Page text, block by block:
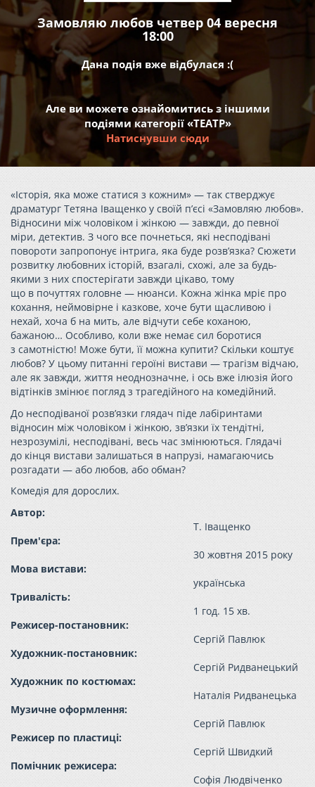
Замовляю любов четвер 04 вересня
18:00
Дана подія вже відбулася :(
Але ви можете ознайомитись з іншими
подіями категорії «ТЕАТР»
Натиснувши сюди
«Історія, яка може статися з кожним» — так стверджує
драматург Тетяна Іващенко у своїй п’єсі «Замовляю любов».
Відносини між чоловіком і жінкою — завжди, до певної
міри, детектив. З чого все почнеться, які несподівані
повороти запропонує інтрига, яка буде розв’язка? Сюжети
розвитку любовних історій, взагалі, схожі, але за будь-
якими з них спостерігати завжди цікаво, тому
що в почуттях головне — нюанси. Кожна жінка мріє про
кохання, неймовірне і казкове, хоче бути щасливою і
нехай, хоча б на мить, але відчути себе коханою,
бажаною… Особливо, коли вже немає сил боротися
з самотністю! Може бути, її можна купити? Скільки коштує
любов? У цьому питанні героїні вистави — трагізм відчаю,
але як завжди, життя неоднозначне, і ось вже ілюзія його
відтінків змінює погляд з трагедійного на комедійний.
До несподіваної розв’язки глядач піде лабіринтами
відносин між чоловіком і жінкою, зв’язки їх тендітні,
незрозумілі, несподівані, весь час змінюються. Глядачі
до кінця вистави залишаться в напрузі, намагаючись
розгадати — або любов, або обман?
Комедія для дорослих.
Автор:
Т. Іващенко
Прем'єра:
30 жовтня 2015 року
Мова вистави:
українська
Тривалість:
1 год. 15 хв.
Режисер-постановник:
Сергій Павлюк
Художник-постановник:
Сергій Ридванецький
Художник по костюмах:
Наталія Ридванецька
Музичне оформлення:
Сергій Павлюк
Режисер по пластиці:
Сергій Швидкий
Помічник режисера:
Софія Людвіченко